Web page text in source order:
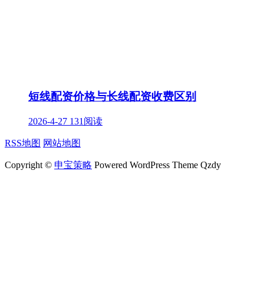
短线配资价格与长线配资收费区别
2026-4-27 131阅读
RSS地图 网站地图
Copyright © 申宝策略 Powered WordPress Theme Qzdy